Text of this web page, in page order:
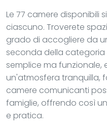
Le 77 camere disponibili
ciascuno. Troverete
grado di accogliere da
seconda della categoria
semplice ma funzionale,
un'atmosfera tranquilla,
camere comunicanti
famiglie, offrendo così
e pratica.